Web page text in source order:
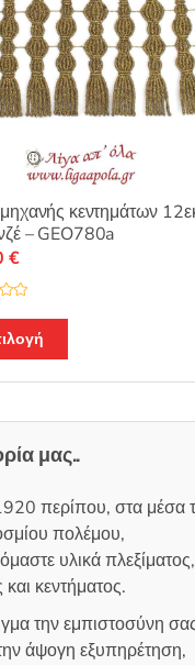
κεντημάτων
– GEO780a
€
μας..
περίπου, στα μέσα
πολέμου,
υλικά πλεξίματος,
και κεντήματος.
την εμπιστοσύνη
άψογη εξυπηρέτηση,